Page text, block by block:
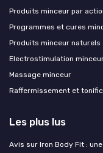
Produits minceur par
Programmes et cures
Produits minceur naturels
Electrostimulation
Massage minceur
Raffermissement et
Les plus lus
Avis sur Iron Body Fit :